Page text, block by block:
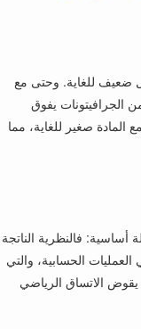
ضعيف للغاية. وحتى مع
الجرافيتونات يفوق
المادة صغير للغاية، مما
أساسية: فالنظرية الناتجة
الحسابية، والتي
يقوض الاتساق الرياضي